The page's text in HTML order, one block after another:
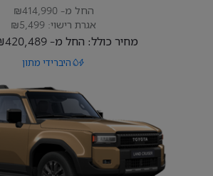
החל מ- ₪414,990
אגרת רישוי: ₪5,499
מחיר כולל: החל מ- ₪420,489
היברידי מתון